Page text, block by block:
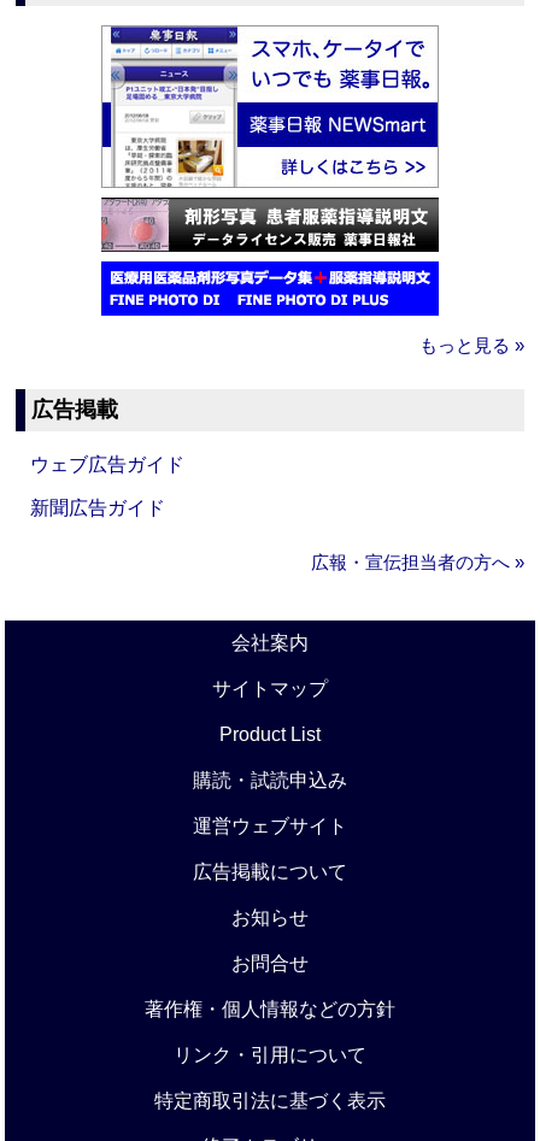
もっと見る »
広告掲載
ウェブ広告ガイド
新聞広告ガイド
広報・宣伝担当者の方へ »
会社案内
サイトマップ
Product List
購読・試読申込み
運営ウェブサイト
広告掲載について
お知らせ
お問合せ
著作権・個人情報などの方針
リンク・引用について
特定商取引法に基づく表示